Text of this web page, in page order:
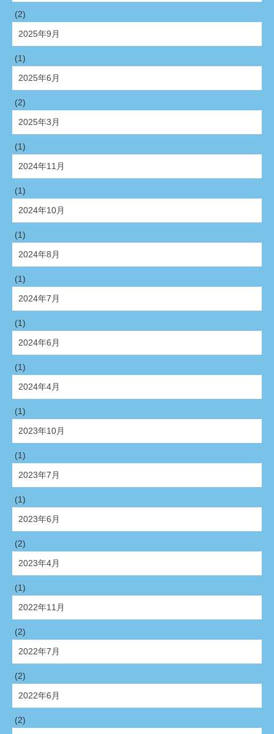
(2)
2025年9月
(1)
2025年6月
(2)
2025年3月
(1)
2024年11月
(1)
2024年10月
(1)
2024年8月
(1)
2024年7月
(1)
2024年6月
(1)
2024年4月
(1)
2023年10月
(1)
2023年7月
(1)
2023年6月
(2)
2023年4月
(1)
2022年11月
(2)
2022年7月
(2)
2022年6月
(2)